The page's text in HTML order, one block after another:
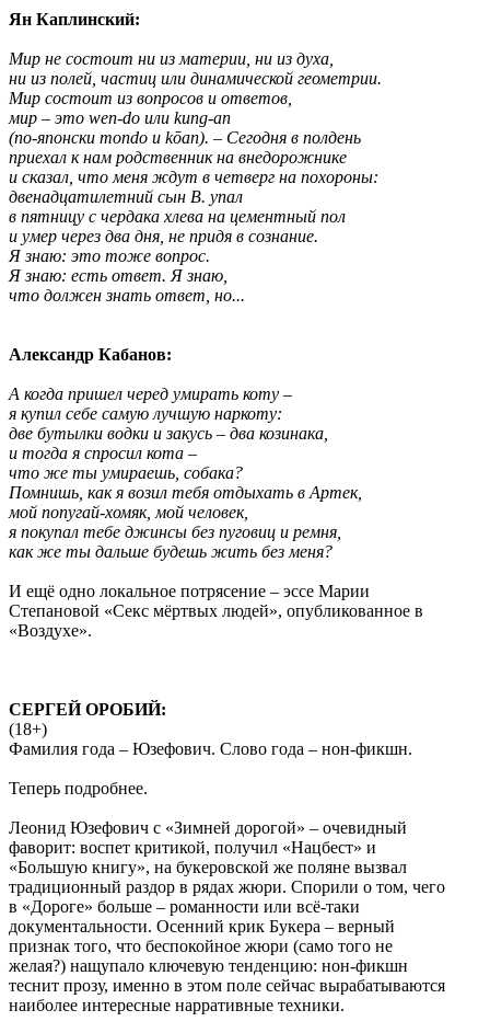
Ян Каплинский:
Мир не состоит ни из материи, ни из духа,
ни из полей, частиц или динамической геометрии.
Мир состоит из вопросов и ответов,
мир – это wen-do или kung-an
(по-японски mondo и kōan). – Сегодня в полдень
приехал к нам родственник на внедорожнике
и сказал, что меня ждут в четверг на похороны:
двенадцатилетний сын В. упал
в пятницу с чердака хлева на цементный пол
и умер через два дня, не придя в сознание.
Я знаю: это тоже вопрос.
Я знаю: есть ответ. Я знаю,
что должен знать ответ, но...
Александр Кабанов:
А когда пришел черед умирать коту –
я купил себе самую лучшую наркоту:
две бутылки водки и закусь – два козинака,
и тогда я спросил кота –
что же ты умираешь, собака?
Помнишь, как я возил тебя отдыхать в Артек,
мой попугай-хомяк, мой человек,
я покупал тебе джинсы без пуговиц и ремня,
как же ты дальше будешь жить без меня?
И ещё одно локальное потрясение – эссе Марии
Степановой «Секс мёртвых людей», опубликованное в
«Воздухе».
СЕРГЕЙ ОРОБИЙ:
(18+)
Фамилия года – Юзефович. Слово года – нон-фикшн.
Теперь подробнее.
Леонид Юзефович с «Зимней дорогой» – очевидный
фаворит: воспет критикой, получил «Нацбест» и
«Большую книгу», на букеровской же поляне вызвал
традиционный раздор в рядах жюри. Спорили о том, чего
в «Дороге» больше – романности или всё-таки
документальности. Осенний крик Букера – верный
признак того, что беспокойное жюри (само того не
желая?) нащупало ключевую тенденцию: нон-фикшн
теснит прозу, именно в этом поле сейчас вырабатываются
наиболее интересные нарративные техники.